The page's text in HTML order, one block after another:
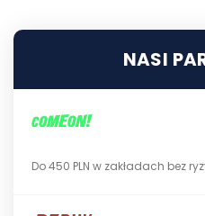
NASI
Do 450 PLN w zakładach bez